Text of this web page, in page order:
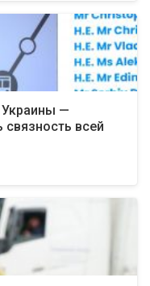
Украины —
всей